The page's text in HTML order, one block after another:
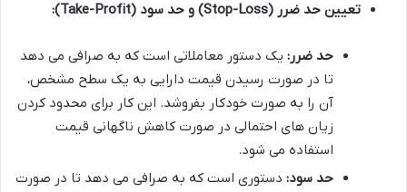
تعیین حد ضرر (Stop-Loss) و حد سود (Take-Profit):
حد ضرر: یک دستور معاملاتی است که به صرافی می دهد
تا در صورت رسیدن قیمت دارایی به یک سطح مشخص،
آن را به صورت خودکار بفروشد. این کار برای محدود کردن
زیان های احتمالی در صورت کاهش ناگهانی قیمت
استفاده می شود.
حد سود: دستوری است که به صرافی می دهد تا در صورت